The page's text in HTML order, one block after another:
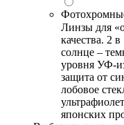
Линзы для
качества. 2
солнце –
уровня УФ-
защита от
лобовое
японских